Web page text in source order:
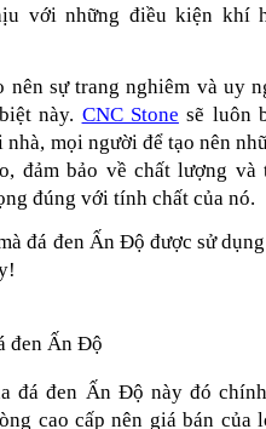
với những điều kiện khí
nên sự trang nghiêm và uy
này. CNC Stone sẽ luôn
nhà, mọi người để tạo nên
đảm bảo về chất lượng và
đúng với tính chất của nó.
đá đen Ấn Độ được sử
đen Ấn Độ
đá đen Ấn Độ này đó
cao cấp nên giá bán của